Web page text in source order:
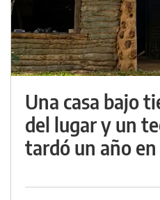
Una casa bajo
del lugar y un
tardó un año